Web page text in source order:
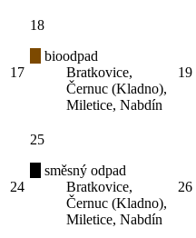
17
18
bioodpad
Bratkovice,
Černuc (Kladno),
Miletice, Nabdín
19
24
25
směsný odpad
Bratkovice,
Černuc (Kladno),
Miletice, Nabdín
26